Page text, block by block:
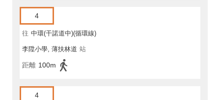
4
往 中環(干諾道中)(循環線)
李陞小學, 薄扶林道 站
距離 100m
4